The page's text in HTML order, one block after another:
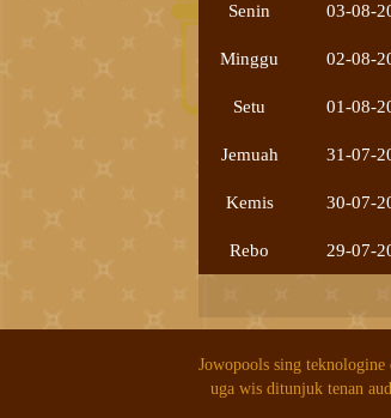
Senin 03-08-
Minggu 02-08-
Setu 01-08-
Jemuah 31-07-
Kemis 30-07-
Rebo 29-07-
Jowopools sing
uga wis ditunjuk tenan